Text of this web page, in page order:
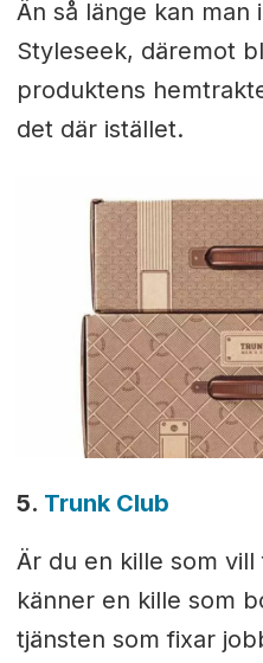
Än så länge kan man
Styleseek, däremot
produktens
det där istället.
5. Trunk Club
Är du en kille som
känner en kille som
tjänsten som fixar